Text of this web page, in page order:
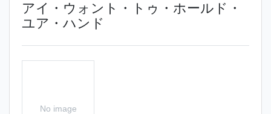
アイ・ウォント・トゥ・ホールド・
ユア・ハンド
No image